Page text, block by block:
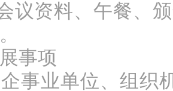
议资料、午餐、
事项
事业单位、组织